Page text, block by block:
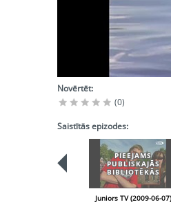
Novērtēt:
(0)
Saistītās epizodes:
PIEEJAMS
PUBLISKAJĀS
BIBLIOTĒKĀS
Juniors TV (2009-06-07)